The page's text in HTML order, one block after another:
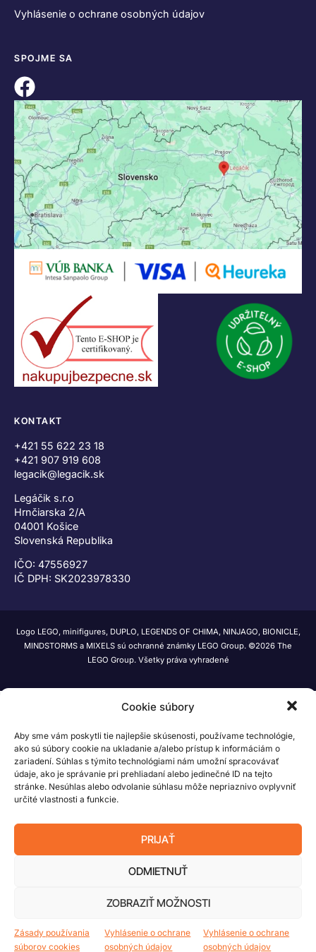
Cookie súbory
Aby sme vám poskytli tie najlepšie skúsenosti, používame technológie,
ako sú súbory cookie na ukladanie a/alebo prístup k informáciám o
zariadení. Súhlas s týmito technológiami nám umožní spracovávať
údaje, ako je správanie pri prehliadaní alebo jedinečné ID na tejto
stránke. Nesúhlas alebo odvolanie súhlasu môže nepriaznivo ovplyvniť
určité vlastnosti a funkcie.
PRIJAŤ
ODMIETNUŤ
ZOBRAZIŤ MOŽNOSTI
Zásady používania
súborov cookies
Vyhlásenie o ochrane
osobných údajov
Vyhlásenie o ochrane
osobných údajov
Vyhlásenie o ochrane osobných údajov
SPOJME SA
KONTAKT
+421 55 622 23 18
+421 907 919 608
legacik@legacik.sk
Legáčik s.r.o
Hrnčiarska 2/A
04001 Košice
Slovenská Republika
IČO: 47556927
IČ DPH: SK2023978330
Logo LEGO, minifigures, DUPLO, LEGENDS OF CHIMA, NINJAGO, BIONICLE,
MINDSTORMS a MIXELS sú ochranné známky LEGO Group. ©2026 The
LEGO Group. Všetky práva vyhradené